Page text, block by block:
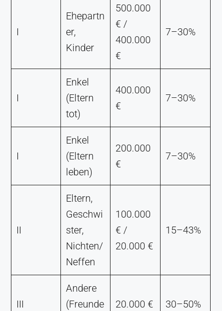
I
Ehepartn
er,
Kinder
500.000
€ /
400.000
€
7–30%
I
Enkel
(Eltern
tot)
400.000
€
7–30%
I
Enkel
(Eltern
leben)
200.000
€
7–30%
II
Eltern,
Geschwi
ster,
Nichten/
Neffen
100.000
€ /
20.000 €
15–43%
III
Andere
(Freunde
20.000 € 30–50%